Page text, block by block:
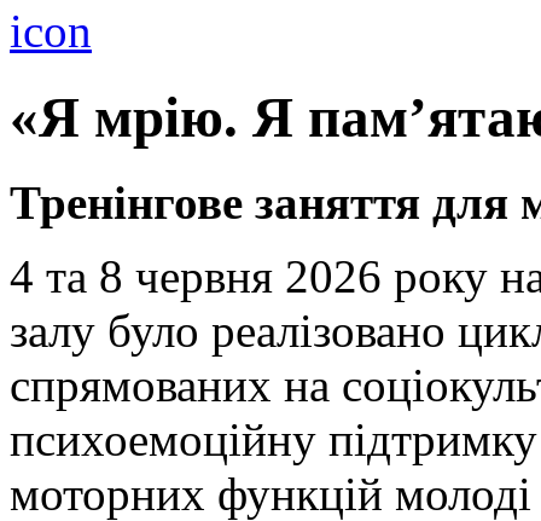
«Я мрію. Я
Тренінгове заняття для
4 та 8 червня 2026 року
залу було реалізовано
спрямованих на
психоемоційну
моторних функцій молоді